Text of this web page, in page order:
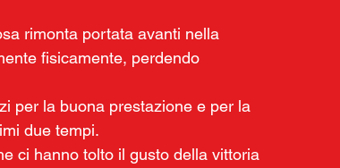
rimonta portata avanti nella
fisicamente, perdendo
per la buona prestazione e per la
due tempi.
ci hanno tolto il gusto della vittoria